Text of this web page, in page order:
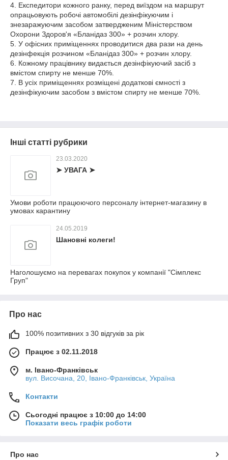
4. Експедитори кожного ранку, перед виїздом на маршрут
опрацьовують робочі автомобілі дезінфікуючим і
знезаражуючим засобом затвердженим Міністерством
Охорони Здоров'я «Бланідаз 300» + розчин хлору.
5. У офісних приміщеннях проводитися два рази на день
дезінфекція розчином «Бланідаз 300» + розчин хлору.
6. Кожному працівнику видається дезінфікуючий засіб з
вмістом спирту не менше 70%.
7. В усіх приміщеннях розміщені додаткові ємності з
дезінфікуючим засобом з вмістом спирту не менше 70%.
Інші статті рубрики
23.03.2020
➤ УВАГА ➤
Умови роботи працюючого персоналу інтернет-магазину в
умовах карантину
24.05.2019
Шановні колеги!
Наголошуємо на перевагах покупок у компанії "Сімплекс
Груп"
Про нас
100% позитивних з 30 відгуків за рік
Працює з 02.11.2018
м. Івано-Франківськ
вул. Височана, 20, Івано-Франківськ, Україна
Контакти
Сьогодні працює з 10:00 до 14:00
Показати весь графік роботи
Про нас